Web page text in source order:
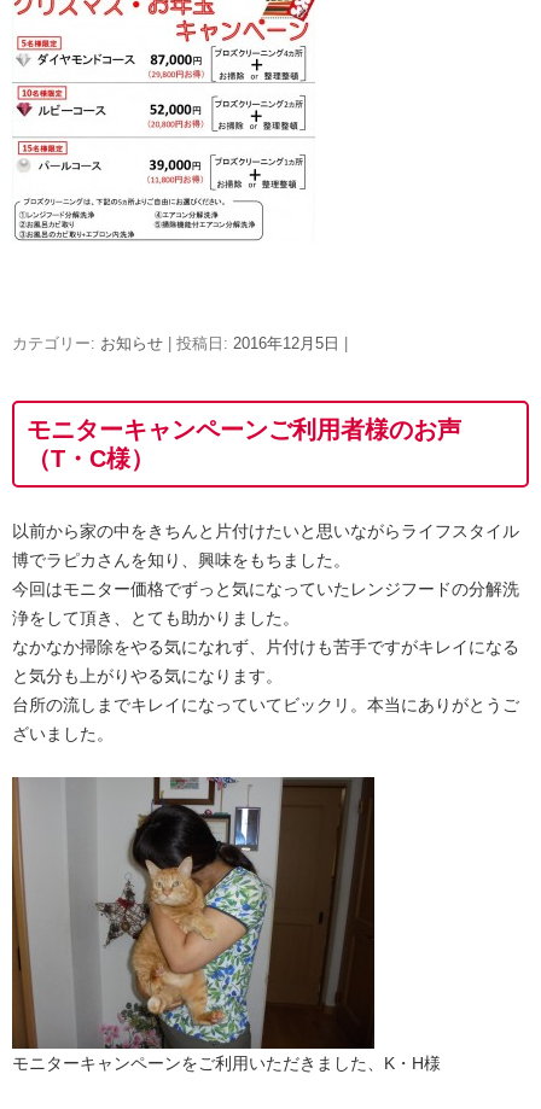
カテゴリー: お知らせ | 投稿日: 2016年12月5日
モニターキャンペーンご利用者様のお声
（T・C様）
以前から家の中をきちんと片付けたいと思いながらライフスタイル
博でラピカさんを知り、興味をもちました。
今回はモニター価格でずっと気になっていたレンジフードの分解洗
浄をして頂き、とても助かりました。
なかなか掃除をやる気になれず、片付けも苦手ですがキレイになる
と気分も上がりやる気になります。
台所の流しまでキレイになっていてビックリ。本当にありがとうご
ざいました。
モニターキャンペーンをご利用いただきました、K・H様